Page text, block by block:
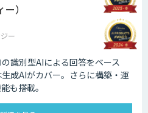
）
ー
識別型AIによる回答をベース
成AIがカバー。さらに構築・運
も搭載。